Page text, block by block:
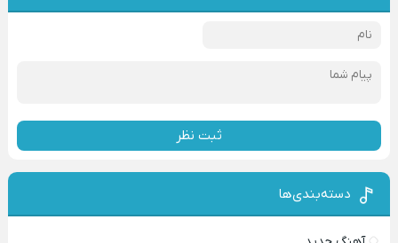
ثبت نظر
دسته‌بندی‌ها